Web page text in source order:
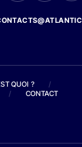
QUOI ?
/
/ CONTACT